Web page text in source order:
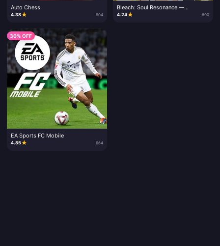
Auto Chess
4.38★ 604
Bleach: Soul Resonance —
пополнение Lingyu и наборы
4.24★ 890
30% OFF
EA Sports FC Mobile
4.85★ 664